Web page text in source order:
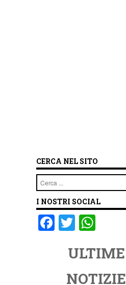
CERCA NEL SITO
Cerca
I NOSTRI SOCIAL
F T
tt
er
at
s
ULTIME
NOTIZIE